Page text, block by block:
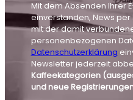
Mit dem Absenden Ihrer
einverstanden, News per
mit der damit
personenbezogenen
Datenschutzerklärung
Newsletter jederzeit
Kaffeekategorien
und neue